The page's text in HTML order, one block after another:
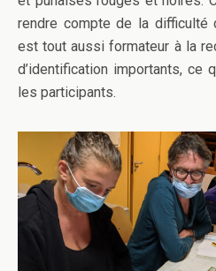
rendre compte de la difficulté
est tout aussi formateur à la
d’identification importants, ce
les participants.